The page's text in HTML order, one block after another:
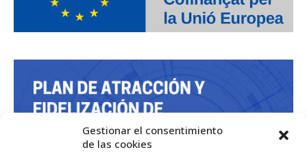
Gestionar el consentimiento
de las cookies